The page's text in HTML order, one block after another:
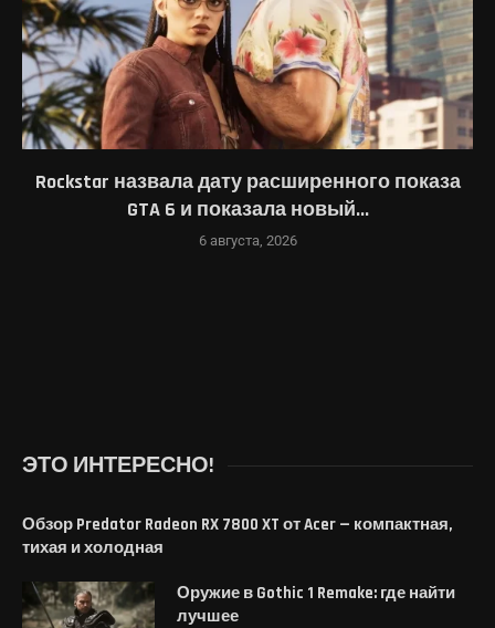
Rockstar назвала дату расширенного показа
GTA 6 и показала новый...
6 августа, 2026
ЭТО ИНТЕРЕСНО!
Обзор Predator Radeon RX 7800 XT от Acer — компактная,
тихая и холодная
Оружие в Gothic 1 Remake: где найти
лучшее